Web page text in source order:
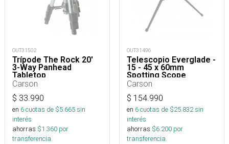
OUT31502
Trípode The Rock 20'
3-Way Panhead
Tabletop
Carson
$ 33.990
en 6cuotas de $5.665sin
interés
ahorras $1.360 por
transferencia.
OUT31496
Telescopio Everglade -
15 - 45 x 60mm
Spotting Scope
Carson
$ 154.990
en 6cuotas de $25.832sin
interés
ahorras $6.200 por
transferencia.